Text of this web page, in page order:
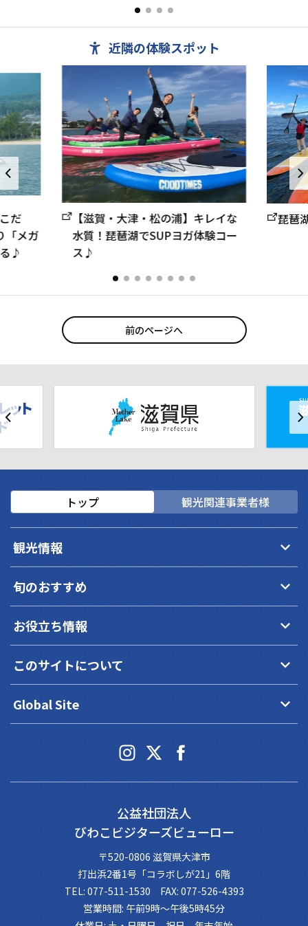
近隣の体験スポット
だ
「メガ
♪
【滋賀・大津・松の浦】キレイな
水質！琵琶湖でSUPヨガ体験コー
ス♪
琵琶
前のページへ
トップ 観光関連事業者様
観光情報 keyboard_arrow_down
旬のおすすめ keyboard_arrow_down
お役立ち情報 keyboard_arrow_down
このサイトについて keyboard_arrow_down
Global Site keyboard_arrow_down
公益社団法人
びわこビジターズビューロー
〒520-0806 滋賀県大津市
打出浜2番1号「コラボしが21」6階
TEL: 077-511-1530 FAX: 077-526-4393
営業時間: 午前9時～午後5時45分